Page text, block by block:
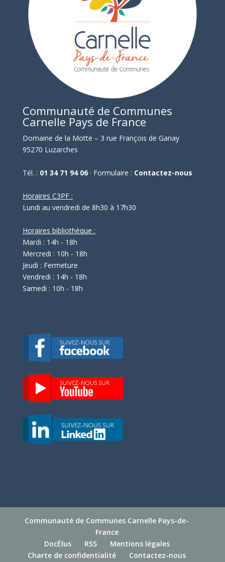
Communauté de Communes
Carnelle Pays de France
Domaine de la Motte – 3 rue François de Ganay
95270 Luzarches
Tél. : 01 34 71 94 06· Formulaire : Contactez-nous
Horaires C3PF :
Lundi au vendredi de 8h30 à 17h30
Horaires bibliothèque :
Mardi : 14h - 18h
Mercredi : 10h - 18h
Jeudi : Fermeture
Vendredi : 14h - 18h
Samedi : 10h - 18h
Communauté de Communes Carnelle Pays-de-
France
DocÉlus
RSS
Mentions légales
Charte de confidentialité
Contactez-nous